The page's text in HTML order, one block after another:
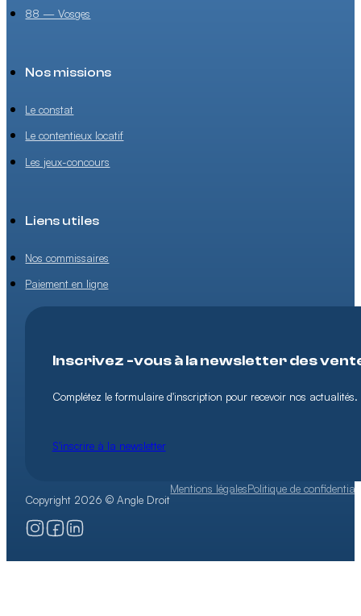
88 — Vosges
Nos missions
Le constat
Le contentieux locatif
Les jeux-concours
Liens utiles
Nos commissaires
Paiement en ligne
Inscrivez -vous à la newsletter des
Complétez le formulaire d'inscription pour recevoir nos actualités.
S'inscrire à la newsletter
Copyright 2026 © Angle Droit
Mentions légalesPolitique de